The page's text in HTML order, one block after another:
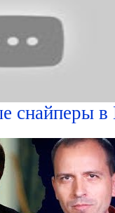
снайперы